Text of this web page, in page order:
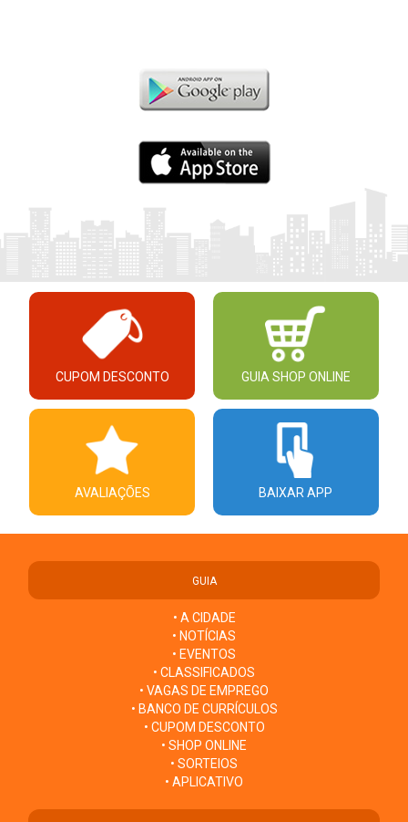
CUPOM DESCONTO GUIA SHOP ONLINE
AVALIAÇÕES BAIXAR APP
GUIA
• A CIDADE
• NOTÍCIAS
• EVENTOS
• CLASSIFICADOS
• VAGAS DE EMPREGO
• BANCO DE CURRÍCULOS
• CUPOM DESCONTO
• SHOP ONLINE
• SORTEIOS
• APLICATIVO